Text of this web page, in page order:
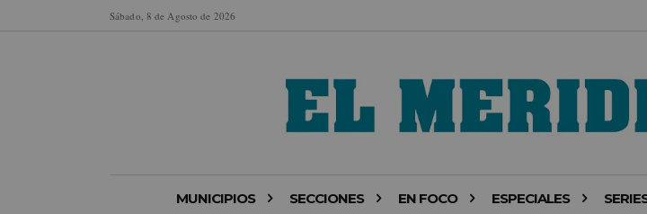
Sábado, 8 de Agosto de 2026
MUNICIPIOS SECCIONES EN FOCO ESPECIALES